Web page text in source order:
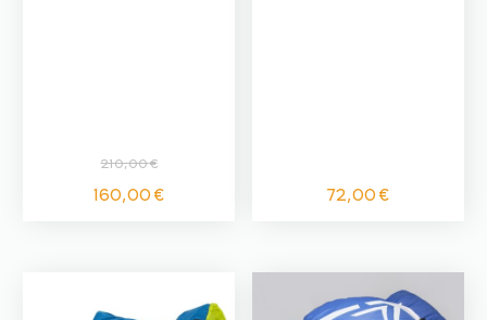
210,00€
Le
prix
160,00€Le 72,00€